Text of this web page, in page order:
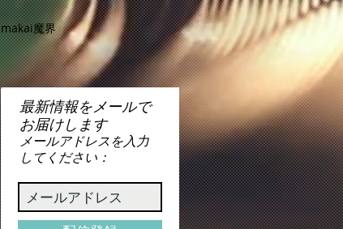
makai魔界
最新情報をメールで
お届けします
メールアドレスを入力
してください：